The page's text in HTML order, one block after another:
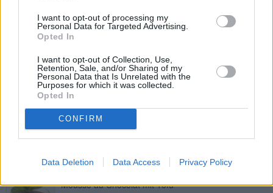
I want to opt-out of processing my
Personal Data for Targeted Advertising.
Opted In
I want to opt-out of Collection, Use,
Retention, Sale, and/or Sharing of my
Personal Data that Is Unrelated with the
Purposes for which it was collected.
Opted In
CONFIRM
Data Deletion Data Access Privacy Policy
Kastanien-Rum-Mousse
Leicht
Mousse au Chocolat Express
Leicht
Schokoladenmousse mit Baileys
Mousse au Chocolat mit Tofu